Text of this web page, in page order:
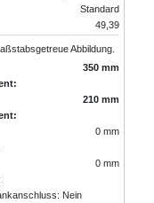
Standard
49,39
Abbildung.
350 mm
210 mm
0 mm
0 mm
Nein